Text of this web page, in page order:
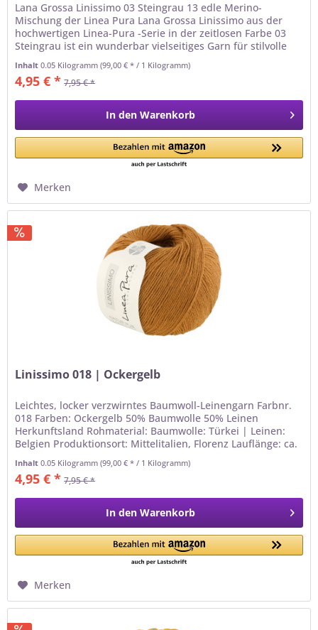
Lana Grossa Linissimo 03 Steingrau 13 edle Merino-
Mischung der Linea Pura Lana Grossa Linissimo aus der
hochwertigen Linea-Pura -Serie in der zeitlosen Farbe 03
Steingrau ist ein wunderbar vielseitiges Garn für stilvolle
Strick- und...
Inhalt0.05 Kilogramm(99,00 € * / 1 Kilogramm)
4,95 € * 7,95 € *
In den Warenkorb
Merken
Linissimo 018 | Ockergelb
Leichtes, locker verzwirntes Baumwoll-Leinengarn Farbnr.
018 Farben: Ockergelb 50% Baumwolle 50% Leinen
Herkunftsland Rohmaterial: Baumwolle: Türkei | Leinen:
Belgien Produktionsort: Mittelitalien, Florenz Lauflänge: ca.
187m Gewicht:...
Inhalt0.05 Kilogramm(99,00 € * / 1 Kilogramm)
4,95 € * 7,95 € *
In den Warenkorb
Merken